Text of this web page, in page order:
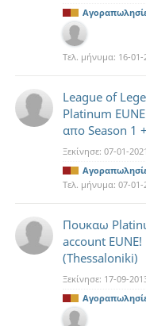
Τελ. μήνυμα: 16-01-
League of
Platinum
απο Season 1
Ξεκίνησε: 07-01-2021
Τελ. μήνυμα: 07-01-
Πουκαω
account EUNE!
(Thessaloniki)
Ξεκίνησε: 17-09-